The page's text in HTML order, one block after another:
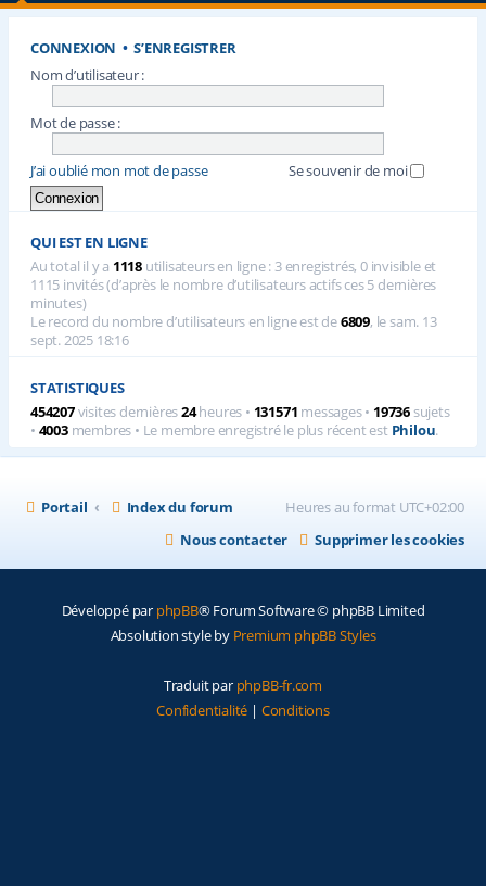
CONNEXION •S’ENREGISTRER
Nom d’utilisateur :
Mot de passe :
J’ai oublié mon mot de passe Se souvenir de moi
QUI EST EN LIGNE
Au total il y a 1118 utilisateurs en ligne : 3 enregistrés, 0 invisible et
1115 invités (d’après le nombre d’utilisateurs actifs ces 5 dernières
minutes)
Le record du nombre d’utilisateurs en ligne est de6809, le sam. 13
sept. 2025 18:16
STATISTIQUES
454207visites dernières24heures • 131571 messages • 19736 sujets
• 4003membres • Le membre enregistré le plus récent est Philou.
Portail Index du forum Heures au format UTC+02:00
Supprimer les cookies
Nous contacter
Développé par phpBB® Forum Software © phpBB Limited
Absolution style by Premium phpBB Styles
Traduit par phpBB-fr.com
Confidentialité | Conditions